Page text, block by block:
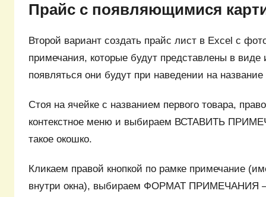
Прайс с появляющимися
Второй вариант создать прайс лист в Excel с
примечания, которые будут представлены в
появляться они будут при наведении на название
Стоя на ячейке с названием первого товара,
контекстное меню и выбираем ВСТАВИТЬ
такое окошко.
Кликаем правой кнопкой по рамке примечание
внутри окна), выбираем ФОРМАТ